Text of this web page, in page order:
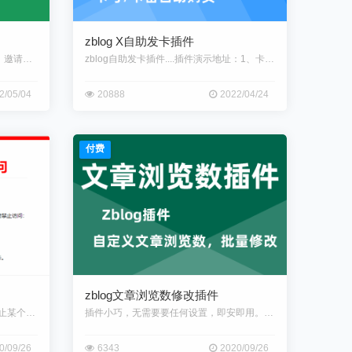
zblog弹窗登录插件......插件功能：1、邀请码注册功能，普通注
05/04
zblog X自助发卡插件
zblog自助发卡插件....插件演示地址：1、卡分类多个卡商品选择购
20888 2022/04/24
当你的网站不想被指定的IP访问或禁止某个省份，某个城市访问，该怎么办？
09/26
付费
zblog文章浏览数修改插件
插件小巧，无需要要任何设置，即安即用。安装此插件后，管理员可以很方便的
6343 2020/09/26